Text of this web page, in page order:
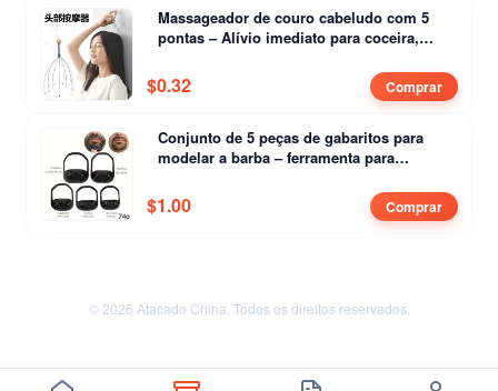
Massageador de couro cabeludo com 5
pontas – Alívio imediato para coceira,
$0.32 Comprar
Conjunto de 5 peças de gabaritos para
modelar a barba – ferramenta para
$1.00 Comprar
© 2026 Atacado China. Todos os direitos reservados.